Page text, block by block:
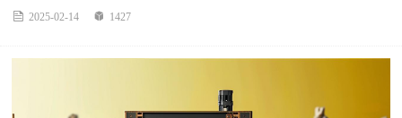
 2025-02-14  1427